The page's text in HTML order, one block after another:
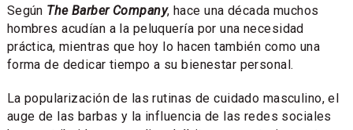
Según The Barber Company, hace una década muchos
hombres acudían a la peluquería por una necesidad
práctica, mientras que hoy lo hacen también como una
forma de dedicar tiempo a su bienestar personal.
La popularización de las rutinas de cuidado masculino, el
auge de las barbas y la influencia de las redes sociales